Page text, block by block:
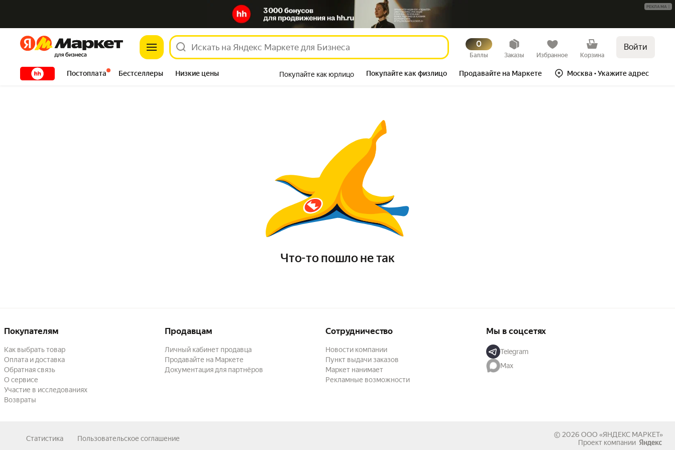
ЯндексЯндекс
0
Баллы Заказы Избранное Корзина
Войти
XXXXX Постоплата Бестселлеры Низкие цены Покупайте как юрлицо Покупайте как физлицо Продавайте на Маркете Москва • Укажите адрес
РЕКЛАМА
Что-то пошло не так
Покупателям
Как выбрать товар
Оплата и доставка
Обратная связь
О сервисе
Участие в исследованиях
Возвраты
Продавцам
Личный кабинет продавца
Продавайте на Маркете
Документация для партнёров
Сотрудничество
Новости компании
Пункт выдачи заказов
Маркет нанимает
Рекламные возможности
Мы в соцсетях
Telegram
Max
Статистика Пользовательское соглашение © 2026 ООО «ЯНДЕКС МАРКЕТ»
Проект компании